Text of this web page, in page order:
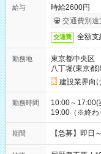
給与
時給2600円
交通費別途
交通費 全額支
勤務地
東京都中央区
八丁堀(東京都
建設業界向
勤務時間
10:00～
19:00（※終わ
期間 【急募】即